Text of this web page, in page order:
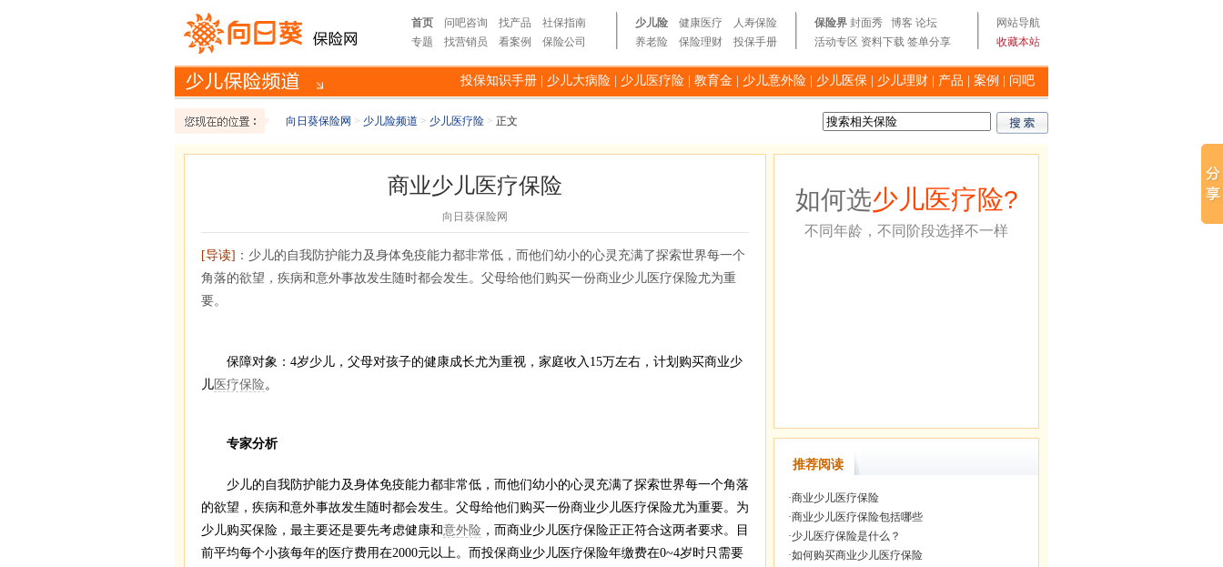
首页 问吧咨询 找产品
社保指南
专题
找营销员 看案例 保险公司
少儿险 健康医疗
人寿保险
养老险
保险理财 投保手册
保险界 封面秀 博客 论坛
活动专区 资料下载 签单分享
网站导航
收藏本站
投保知识手册 少儿大病险 少儿医疗险 教育金 少儿意外险 少儿医保 少儿理财 产品 案例 问吧
向日葵保险网 > 少儿险频道 > 少儿医疗险 > 正文
商业少儿医疗保险
向日葵保险网
[导读] ：少儿的自我防护能力及身体免疫能力都非常低，而他们幼小的心灵充满了探索世界每一个
角落的欲望，疾病和意外事故发生随时都会发生。父母给他们购买一份商业少儿医疗保险尤为重
要。
保障对象：4岁少儿，父母对孩子的健康成长尤为重视，家庭收入15万左右，计划购买商业少
儿 医疗保险。
专家分析
少儿的自我防护能力及身体免疫能力都非常低，而他们幼小的心灵充满了探索世界每一个角落
的欲望，疾病和意外事故发生随时都会发生。父母给他们购买一份商业少儿医疗保险尤为重要。为
少儿购买保险，最主要还是要先考虑健康和意外险 ，而商业少儿医疗保险正正符合这两者要求。目
前平均每个小孩每年的医疗费用在2000元以上。而投保商业少儿医疗保险年缴费在0~4岁时只需要
如何选少儿医疗险?
不同年龄，不同阶段选择不一样
推荐阅读
·商业少儿医疗保险
·商业少儿医疗保险包括哪些
·少儿医疗保险是什么？
·如何购买商业少儿医疗保险